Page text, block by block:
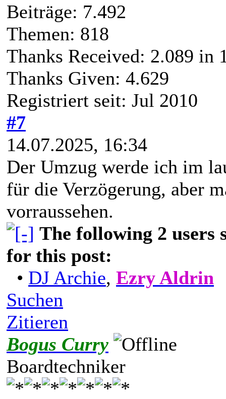
Beiträge: 7.492
Themen: 818
Thanks Received: 2.089 in
Thanks Given: 4.629
Registriert seit: Jul 2010
#7
14.07.2025, 16:34
Der Umzug werde ich im
für die Verzögerung, aber
vorraussehen.
The following 2 users
for this post:
• DJ Archie, Ezry Aldrin
Suchen
Zitieren
Bogus Curry
Boardtechniker